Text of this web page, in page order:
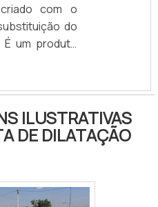
com o
do
um produto
com
grandes
pressões. É
vedação de:
Etanol;
Vapor
da
papelão
ILUSTRATIVAS
DE DILATAÇÃO